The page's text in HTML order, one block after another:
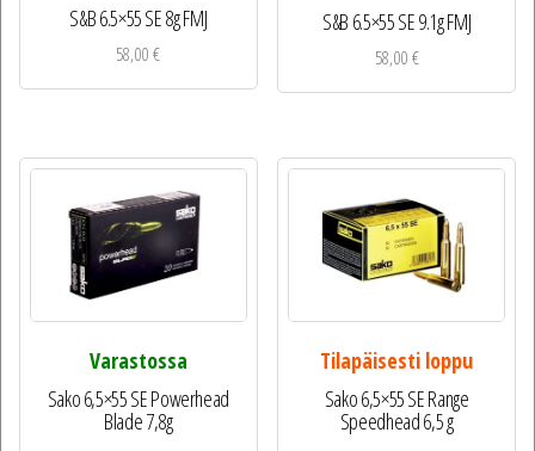
S&B 6.5×55 SE 8g FMJ
58,00€
S&B 6.5×55 SE 9.1g FMJ
58,00€
Varastossa
Sako 6,5×55 SE Powerhead
Blade 7,8g
Tilapäisesti loppu
Sako 6,5×55 SE Range
Speedhead 6,5 g